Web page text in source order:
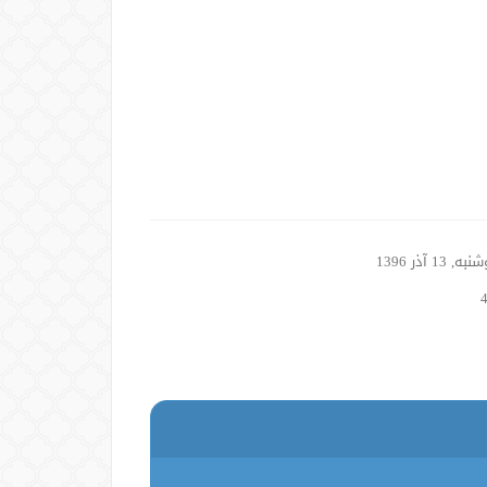
13 آذر 1396